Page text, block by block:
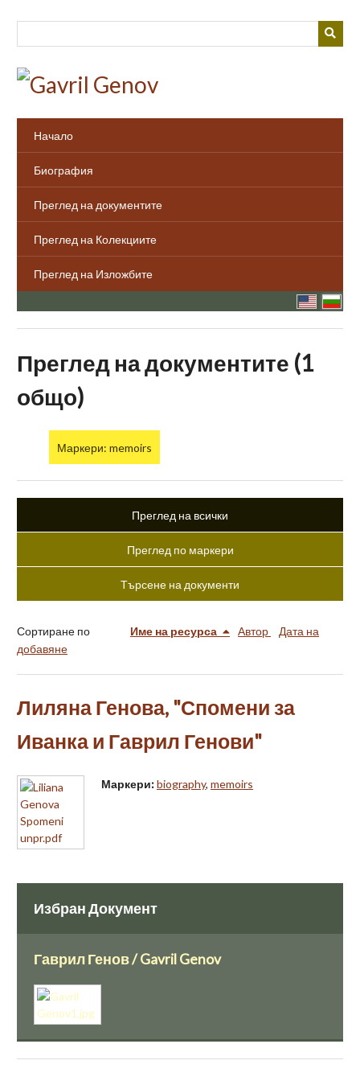
към
Начало
Биография
Преглед на документите
Преглед на Колекциите
Преглед на Изложбите
Преглед на документите (1
общо)
Маркери: memoirs
Преглед на всички
Преглед по маркери
Търсене на документи
Сортиране по Име на ресурса Автор
Дата на
добавяне
Лиляна Генова, "Спомени за
Иванка и Гаврил Генови"
Маркери:biography, memoirs
Избран Документ
Гаврил Генов / Gavril Genov